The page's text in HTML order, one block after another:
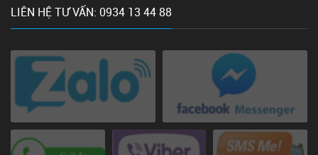
LIÊN HỆ TƯ VẤN: 0934 13 44 88